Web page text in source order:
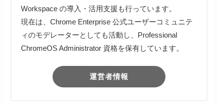
Workspace の導入・活用支援も行っています。
現在は、Chrome Enterprise 公式ユーザーコミュニテ
ィのモデレーターとしても活動し、Professional
ChromeOS Administrator 資格を保有しています。
運営者情報